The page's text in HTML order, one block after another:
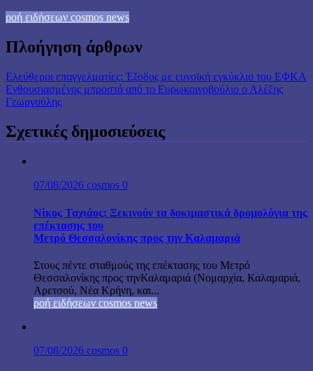
ροή ειδήσεων cosmos news
Πλοήγηση άρθρων
Ελεύθεροι επαγγελματίες: Έξοδος με ευνοϊκή εγκύκλιο του ΕΦΚΑ
Ενθουσιασμένος μπροστά από το Ευρωκοινοβούλιο ο Αλέξης
Γεωργούλης
Σχετικές δημοσιεύσεις
07/08/2026 cosmos 0
Νίκος Ταχιάος: Ξεκινούν τα δοκιμαστικά δρομολόγια της
επέκτασης του
Μετρό Θεσσαλονίκης προς την Καλαμαριά
Στους πέντε σταθμούς της επέκτασης του Μετρό
Θεσσαλονίκης προς τηνΚαλαμαριά (Νομαρχία, Καλαμαριά,
Αρετσού, Νέα Κρήνη, και...
ροή ειδήσεων cosmos news
07/08/2026 cosmos 0